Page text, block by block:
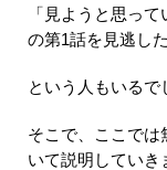
「見ようと思っ
の第1話を見逃し
という人もいるで
そこで、ここでは
いて説明していき